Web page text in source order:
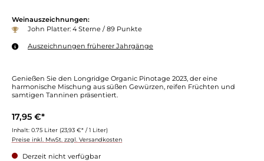
Weinauszeichnungen:
John Platter: 4 Sterne / 89 Punkte
Auszeichnungen früherer Jahrgänge
Genießen Sie den Longridge Organic Pinotage 2023, der eine
harmonische Mischung aus süßen Gewürzen, reifen Früchten und
samtigen Tanninen präsentiert.
17,95 €*
Inhalt: 0.75 Liter (23,93 €* / 1 Liter)
Preise inkl. MwSt. zzgl. Versandkosten
Derzeit nicht verfügbar